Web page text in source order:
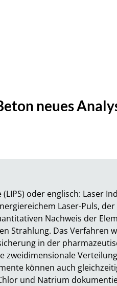
neues
oder englisch: Laser
Laser-Puls,
Nachweis der
Strahlung. Das Verfahren
in der
zweidimensionale
können auch
und Natrium